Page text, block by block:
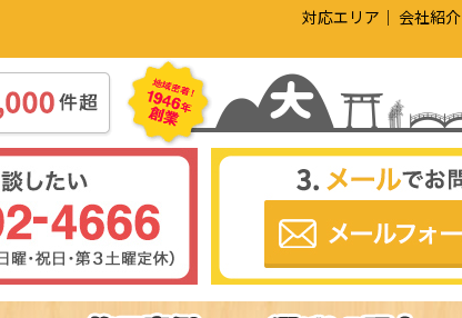
対応エリア 会社紹介